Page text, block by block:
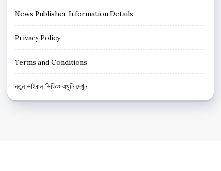
News Publisher Information Details
Privacy Policy
Terms and Conditions
নতুন ভাইরাল ভিডিও এখুনি দেখুন